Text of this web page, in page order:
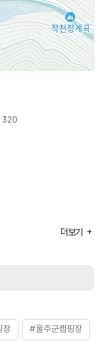
320
더보기
장 #울주군캠핑장